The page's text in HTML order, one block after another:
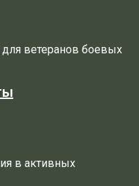
ветеранов боевых
в активных